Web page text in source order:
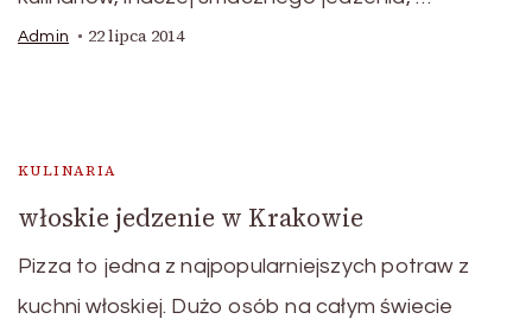
Admin 22 lipca 2014
KULINARIA
włoskie jedzenie w Krakowie
Pizza to jedna z najpopularniejszych potraw z
kuchni włoskiej. Dużo osób na całym świecie